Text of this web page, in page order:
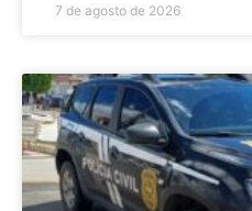
7 de agosto de 2026